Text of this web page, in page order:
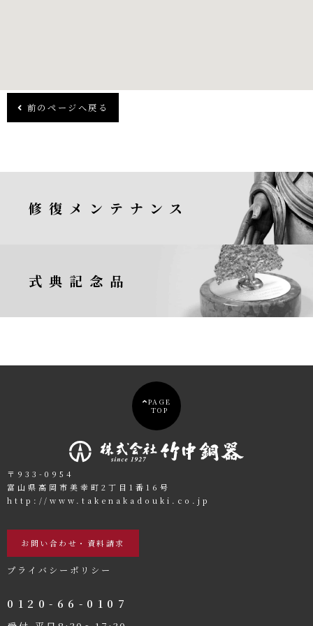
前のページへ戻る
修復メンテナンス
式典記念品
0120-66-0107
お問い合わせ・資料請求
プライバシーポリシー
〒933-0954
富山県高岡市美幸町2丁目1番16号
http://www.takenakadouki.co.jp
PAGE
TOP